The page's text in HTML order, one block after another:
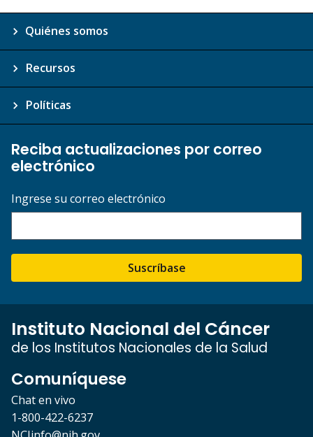
Quiénes somos
Recursos
Políticas
Reciba actualizaciones por correo
electrónico
Ingrese su correo electrónico
Suscríbase
Instituto Nacional del Cáncer
de los Institutos Nacionales de la Salud
Comuníquese
Chat en vivo
1-800-422-6237